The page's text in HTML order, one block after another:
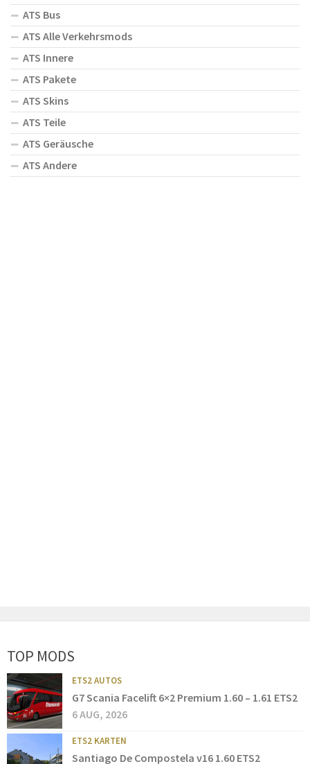
ATS Bus
ATS Alle Verkehrsmods
ATS Innere
ATS Pakete
ATS Skins
ATS Teile
ATS Geräusche
ATS Andere
TOP MODS
ETS2 AUTOS
G7 Scania Facelift 6×2 Premium 1.60 – 1.61 ETS2
6 AUG, 2026
ETS2 KARTEN
Santiago De Compostela v16 1.60 ETS2